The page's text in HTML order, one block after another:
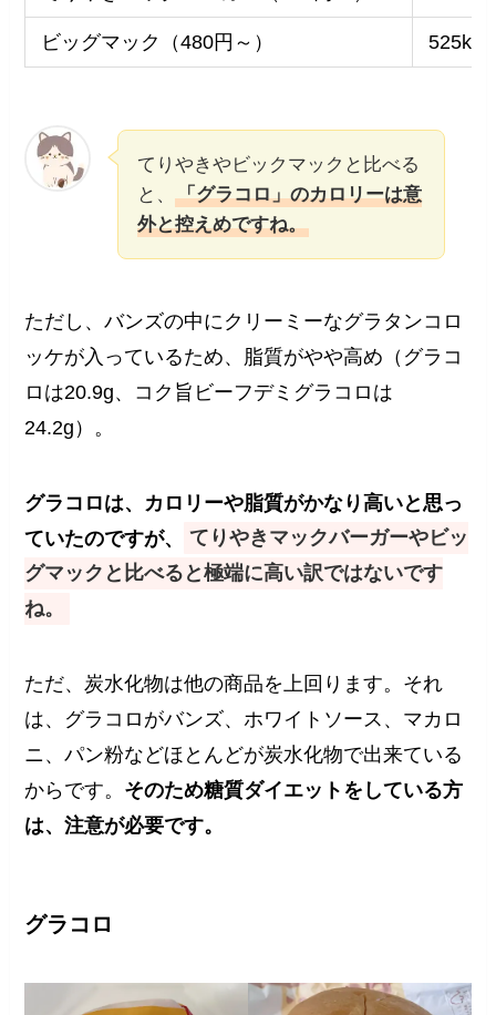
ビッグマック（480円～） 525kcal
てりやきやビックマックと比べる
と、「グラコロ」のカロリーは意
外と控えめですね。
ただし、バンズの中にクリーミーなグラタンコロ
ッケが入っているため、脂質がやや高め（グラコ
ロは20.9g、コク旨ビーフデミグラコロは
24.2g）。
グラコロは、カロリーや脂質がかなり高いと思っ
ていたのですが、
てりやきマックバーガーやビッ
グマックと比べると極端に高い訳ではないです
ね。
ただ、炭水化物は他の商品を上回ります。それ
は、グラコロがバンズ、ホワイトソース、マカロ
ニ、パン粉などほとんどが炭水化物で出来ている
からです。 そのため糖質ダイエットをしている方
は、注意が必要です。
グラコロ